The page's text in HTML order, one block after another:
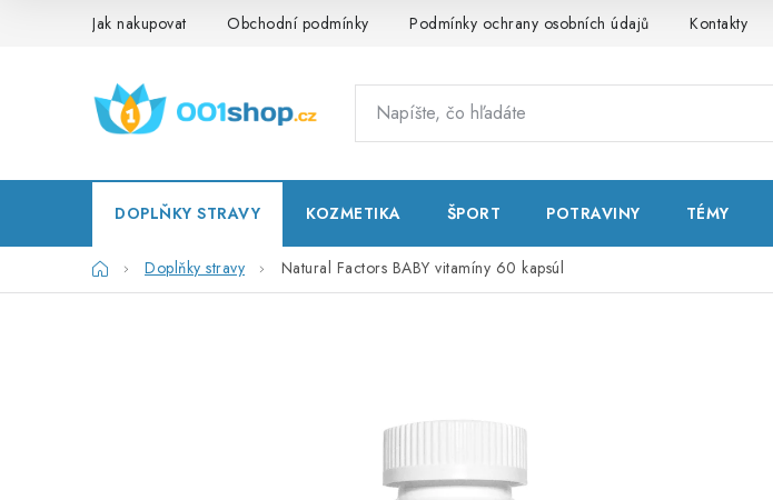
Jak nakupovat Obchodní podmínky Podmínky ochrany osobních údajů Kontakty
DOPLŇKY STRAVY KOZMETIKA ŠPORT POTRAVINY TÉMY
DomovDoplňky stravy Natural Factors BABY vitamíny 60 kapsúl